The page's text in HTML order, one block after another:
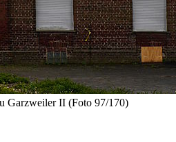
Garzweiler II (Foto 97/170)